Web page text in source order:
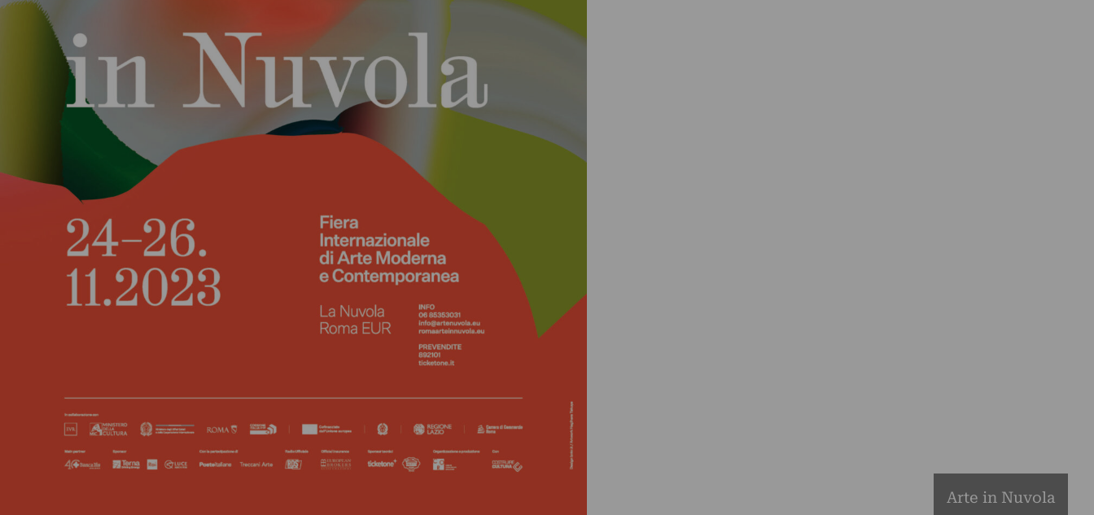
Arte in Nuvola